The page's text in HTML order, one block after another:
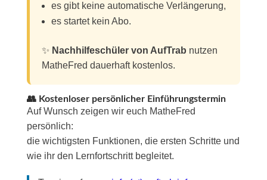
es gibt keine automatische Verlängerung,
es startet kein Abo.
✨ Nachhilfeschüler von AufTrab nutzen
MatheFred dauerhaft kostenlos.
👥 Kostenloser persönlicher Einführungstermin
Auf Wunsch zeigen wir euch MatheFred
persönlich:
die wichtigsten Funktionen, die ersten Schritte und
wie ihr den Lernfortschritt begleitet.